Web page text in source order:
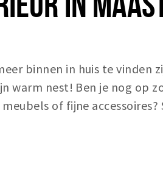
binnen in huis te vinden
warm nest! Ben je nog op
of fijne accessoires?